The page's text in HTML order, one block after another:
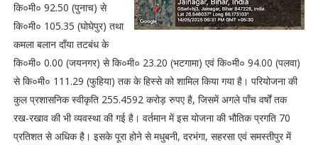
कि०मी० 92.50 (पुनाच) से
कि०मी० 105.35 (घोघेपुर) तथा
कमला बलान दाँया तटबंध के
कि०मी० 0.00 (जयनगर) से कि०मी० 23.20 (भटगामा) एवं कि०मी० 94.00 (पलवा)
से कि०मी० 111.29 (फुहिया) तक के हिस्से को शामिल किया गया है। परियोजना की
कुल प्रशासनिक स्वीकृति 255.4592 करोड़ रुपए है, जिसमें अगले पाँच वर्षों तक
रख-रखाव की भी व्यवस्था की गई है। वर्तमान में इस योजना की भौतिक प्रगति 70
प्रतिशत से अधिक है। इसके पूरा होने से मधुबनी, दरभंगा, सहरसा एवं समस्तीपुर में